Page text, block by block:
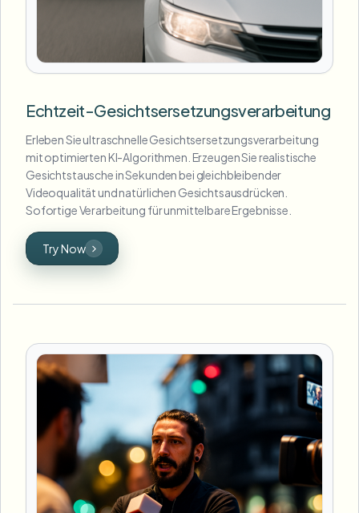
Echtzeit-Gesichtsersetzungsverarbeitung
Erleben Sie ultraschnelle Gesichtsersetzungsverarbeitung
mit optimierten KI-Algorithmen. Erzeugen Sie realistische
Gesichtstausche in Sekunden bei gleichbleibender
Videoqualität und natürlichen Gesichtsausdrücken.
Sofortige Verarbeitung für unmittelbare Ergebnisse.
Try Now